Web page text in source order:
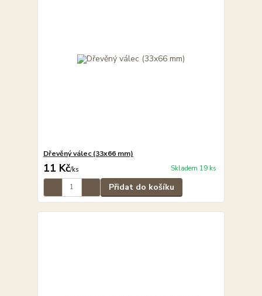
Dřevěný válec (33x66 mm)
11 Kč/ks Skladem 19 ks
Přidat do košíku